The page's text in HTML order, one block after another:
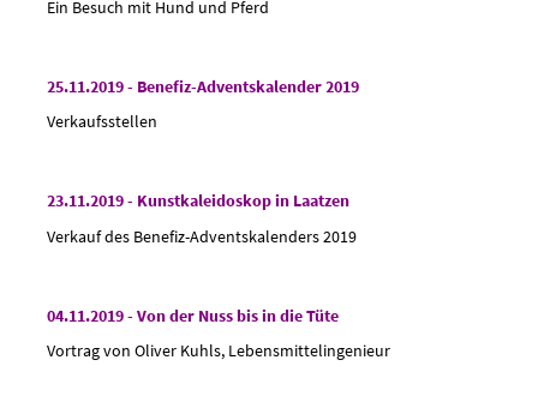
Ein Besuch mit Hund und Pferd
25.11.2019 - Benefiz-Adventskalender 2019
Verkaufsstellen
23.11.2019 - Kunstkaleidoskop in Laatzen
Verkauf des Benefiz-Adventskalenders 2019
04.11.2019 - Von der Nuss bis in die Tüte
Vortrag von Oliver Kuhls, Lebensmittelingenieur